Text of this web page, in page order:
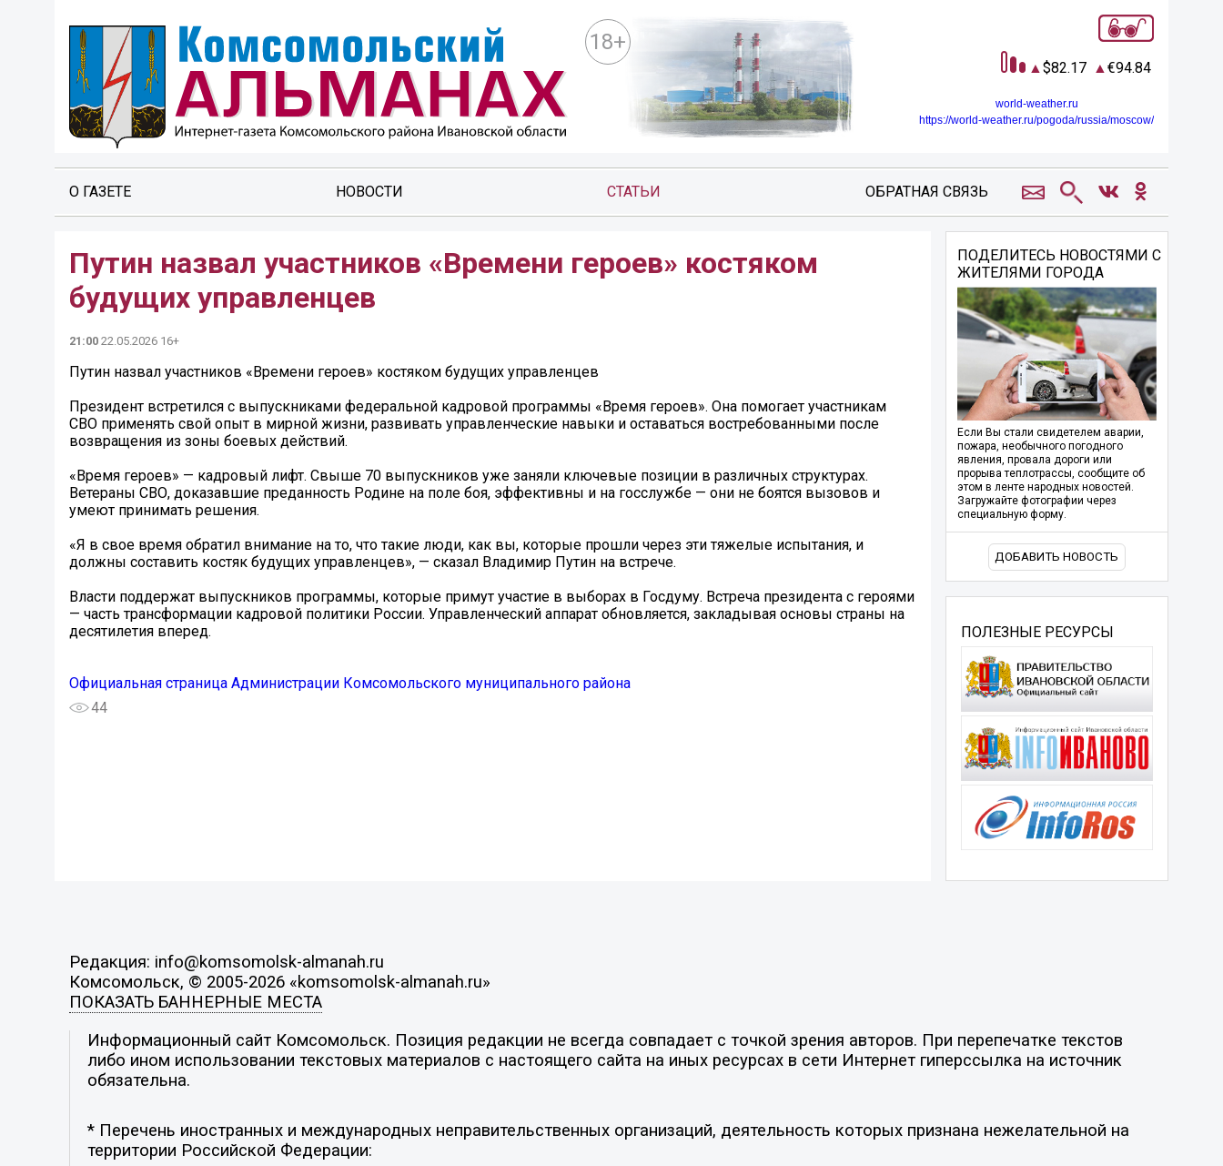
18+
82.17 94.84
world-weather.ru
https://world-weather.ru/pogoda/russia/moscow/
О ГАЗЕТЕ НОВОСТИ СТАТЬИ ОБРАТНАЯ СВЯЗЬ
Путин назвал участников «Времени героев» костяком
будущих управленцев
21:00 22.05.2026 16+
Путин назвал участников «Времени героев» костяком будущих управленцев
Президент встретился с выпускниками федеральной кадровой программы «Время героев». Она помогает участникам
СВО применять свой опыт в мирной жизни, развивать управленческие навыки и оставаться востребованными после
возвращения из зоны боевых действий.
«Время героев» — кадровый лифт. Свыше 70 выпускников уже заняли ключевые позиции в различных структурах.
Ветераны СВО, доказавшие преданность Родине на поле боя, эффективны и на госслужбе — они не боятся вызовов и
умеют принимать решения.
«Я в свое время обратил внимание на то, что такие люди, как вы, которые прошли через эти тяжелые испытания, и
должны составить костяк будущих управленцев», — сказал Владимир Путин на встрече.
Власти поддержат выпускников программы, которые примут участие в выборах в Госдуму. Встреча президента с героями
— часть трансформации кадровой политики России. Управленческий аппарат обновляется, закладывая основы страны на
десятилетия вперед.
Официальная страница Администрации Комсомольского муниципального района
44
ПОДЕЛИТЕСЬ НОВОСТЯМИ С
ЖИТЕЛЯМИ ГОРОДА
Если Вы стали свидетелем аварии,
пожара, необычного погодного
явления, провала дороги или
прорыва теплотрассы, сообщите об
этом в ленте народных новостей.
Загружайте фотографии через
специальную форму.
ДОБАВИТЬ НОВОСТЬ
ПОЛЕЗНЫЕ РЕСУРСЫ
Редакция: info@komsomolsk-almanah.ru
Комсомольск, © 2005-2026 «komsomolsk-almanah.ru»
ПОКАЗАТЬ БАННЕРНЫЕ МЕСТА
Информационный сайт Комсомольск. Позиция редакции не всегда совпадает с точкой зрения авторов. При перепечатке текстов
либо ином использовании текстовых материалов с настоящего сайта на иных ресурсах в сети Интернет гиперссылка на источник
обязательна.
* Перечень иностранных и международных неправительственных организаций, деятельность которых признана нежелательной на
территории Российской Федерации: